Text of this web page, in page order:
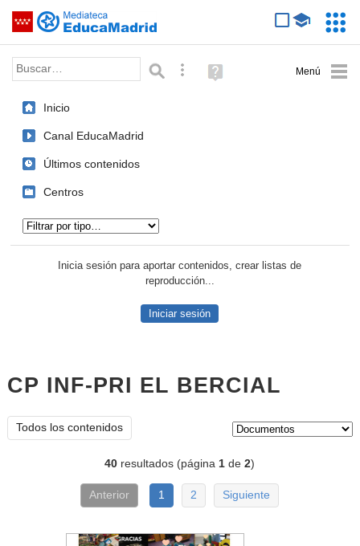
Saltar navegación
Palabra o frase: Búsqueda avanzada
Ayuda
(en
Inicio
Canal EducaMadrid
Últimos contenidos
Centros
Inicia sesión para aportar contenidos, crear listas de
reproducción...
Iniciar sesión
CP INF-PRI EL BERCIAL
Todos los contenidos
40 resultados (página1 de2)
Anterior 1 2 Siguiente